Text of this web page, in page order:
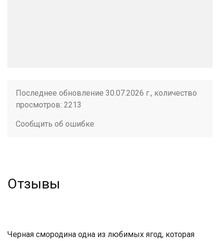
Последнее обновление 30.07.2026 г., количество
просмотров: 2213
Сообщить об ошибке
Отзывы
Черная смородина одна из любимых ягод, которая